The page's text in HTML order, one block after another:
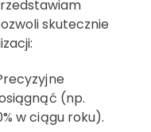
skutecznie
(np.
w ciągu roku).